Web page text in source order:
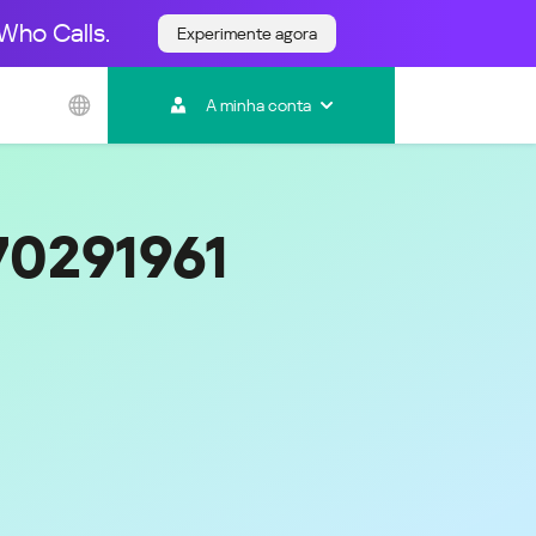
Calls. Experimente agora
A minha conta
Ásia e Pacífico
Australia
India
Malaysia - Bahasa Melayu
New Zealand